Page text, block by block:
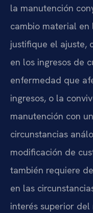
la manutención
cambio material en
justifique el ajuste,
en los ingresos de
enfermedad que
ingresos, o la
manutención con
circunstancias
modificación de
también requiere
en las
interés superior